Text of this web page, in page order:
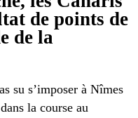
de points de
de la
su s’imposer à Nîmes
la course au